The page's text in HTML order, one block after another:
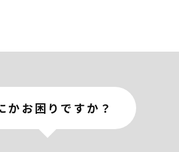
かお困りですか？